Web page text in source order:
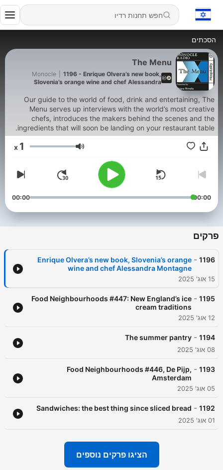
הסכתים
The Menu
Monocle
1196 - Enrique Olvera’s new book,
Slovenia’s orange wine and chef Alessandra
Our guide to the world of food, drink and entertaining, The
Menu serves up interviews with the world’s most creative
chefs, introduces the makers behind the scenes and the
ingredients that will soon be landing on your restaurant table.
עוצמת שמע 1
00:00
00:00
פרקים
1196
-
Enrique Olvera’s new book, Slovenia’s orange
wine and chef Alessandra Montagne
15 אוג' 2025
1195
-
Food Neighbourhoods #447: New England’s ice
cream traditions
12 אוג' 2025
1194
-
The summer pantry
08 אוג' 2025
1193
-
Food Neighbourhoods #446, De Pijp,
Amsterdam
05 אוג' 2025
1192
-
Sandwiches: the best thing since sliced bread
01 אוג' 2025
הציגו פרקים נוספים